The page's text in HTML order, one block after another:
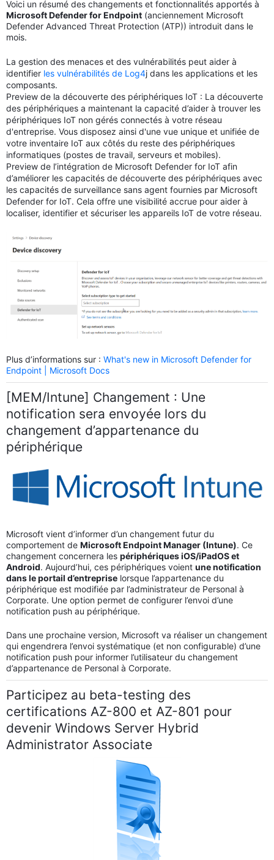
Voici un résumé des changements et fonctionnalités apportés à
Microsoft Defender for Endpoint (anciennement Microsoft
Defender Advanced Threat Protection (ATP)) introduit dans le
mois.
La gestion des menaces et des vulnérabilités peut aider à
identifier les vulnérabilités de Log4j dans les applications et les
composants.
Preview de la découverte des périphériques IoT : La découverte
des périphériques a maintenant la capacité d’aider à trouver les
périphériques IoT non gérés connectés à votre réseau
d'entreprise. Vous disposez ainsi d'une vue unique et unifiée de
votre inventaire IoT aux côtés du reste des périphériques
informatiques (postes de travail, serveurs et mobiles).
Preview de l’intégration de Microsoft Defender for IoT afin
d’améliorer les capacités de découverte des périphériques avec
les capacités de surveillance sans agent fournies par Microsoft
Defender for IoT. Cela offre une visibilité accrue pour aider à
localiser, identifier et sécuriser les appareils IoT de votre réseau.
Plus d’informations sur : What's new in Microsoft Defender for
Endpoint | Microsoft Docs
[MEM/Intune] Changement : Une
notification sera envoyée lors du
changement d’appartenance du
périphérique
Microsoft vient d’informer d’un changement futur du
comportement de Microsoft Endpoint Manager (Intune). Ce
changement concernera les périphériques iOS/iPadOS et
Android. Aujourd’hui, ces périphériques voient une notification
dans le portail d’entreprise lorsque l’appartenance du
périphérique est modifiée par l’administrateur de Personal à
Corporate. Une option permet de configurer l’envoi d’une
notification push au périphérique.
Dans une prochaine version, Microsoft va réaliser un changement
qui engendrera l’envoi systématique (et non configurable) d’une
notification push pour informer l’utilisateur du changement
d’appartenance de Personal à Corporate.
Participez au beta-testing des
certifications AZ-800 et AZ-801 pour
devenir Windows Server Hybrid
Administrator Associate